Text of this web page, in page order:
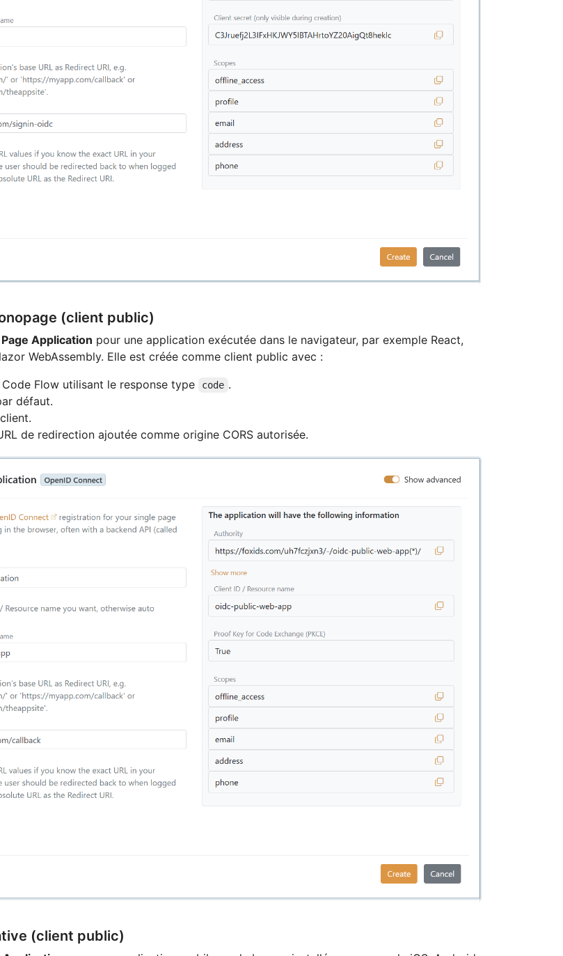
(client public)
Application pour une application exécutée dans le navigateur, par exemple React,
WebAssembly. Elle est créée comme client public avec :
Flow utilisant le response type
code .
défaut.
de redirection ajoutée comme origine CORS autorisée.
(client public)